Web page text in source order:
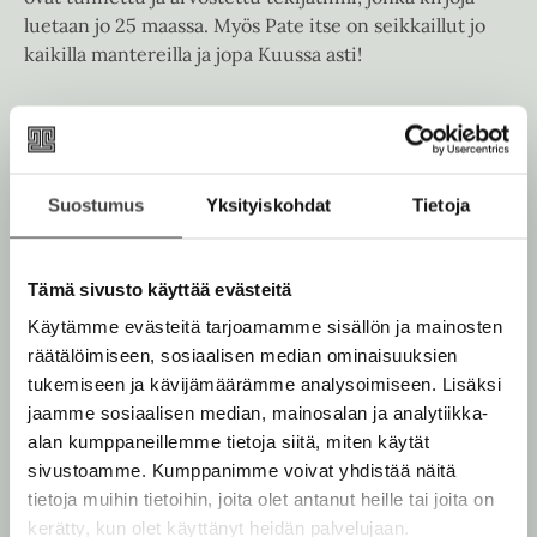
Suostumus Yksityiskohdat Tietoja
Tämä sivusto käyttää evästeitä
Käytämme evästeitä tarjoamamme sisällön ja mainosten
räätälöimiseen, sosiaalisen median ominaisuuksien
tukemiseen ja kävijämäärämme analysoimiseen. Lisäksi
jaamme sosiaalisen median, mainosalan ja analytiikka-
alan kumppaneillemme tietoja siitä, miten käytät
sivustoamme. Kumppanimme voivat yhdistää näitä
tietoja muihin tietoihin, joita olet antanut heille tai joita on
kerätty, kun olet käyttänyt heidän palvelujaan.
v
ä
l
h
t
e
n
e
n
ä
l
l
t
e
n
t
e
e
v
ä
i
l
h
t
e
e
n
luetaan jo 25 maassa. Myös Pate itse on seikkaillut jo
kaikilla mantereilla ja jopa Kuussa asti!
Timo Parvela
o
r
v
e
l
a
Pasi Pitkänen
Lue lisää tekijästä
P
s
i
P
i
t
k
ä
n
e
n
O
h
O
h